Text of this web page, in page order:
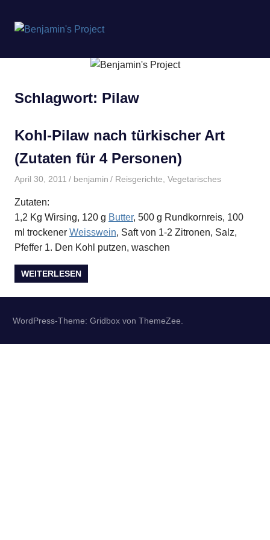
springen
Project
Schlagwort: Pilaw
Kohl-Pilaw nach türkischer Art
(Zutaten für 4 Personen)
April 30, 2011 benjamin Reisgerichte Vegetarisches
Zutaten:
1,2 Kg Wirsing, 120 g Butter, 500 g Rundkornreis, 100
ml trockener Weisswein, Saft von 1-2 Zitronen, Salz,
Pfeffer 1. Den Kohl putzen, waschen
WEITERLESEN
WordPress-Theme: Gridbox von ThemeZee.